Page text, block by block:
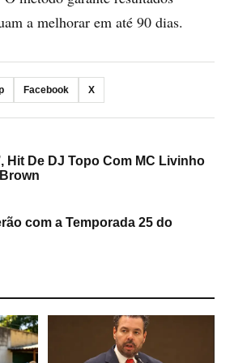
a melhorar em até 90 dias.
Facebook X
Hit De DJ Topo Com MC Livinho
com a Temporada 25 do